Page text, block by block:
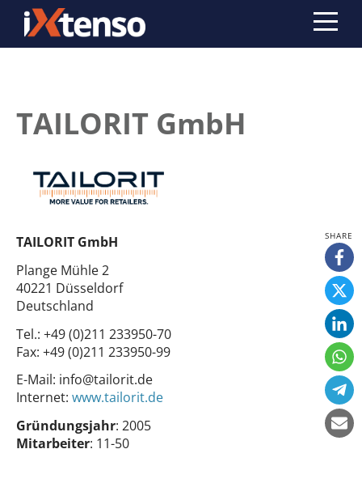
TAILORIT GmbH
TAILORIT GmbH
Plange Mühle 2
40221 Düsseldorf
Deutschland
Tel.: +49 (0)211 233950-70
Fax: +49 (0)211 233950-99
E-Mail: info@tailorit.de
Internet: www.tailorit.de
Gründungsjahr: 2005
Mitarbeiter: 11-50